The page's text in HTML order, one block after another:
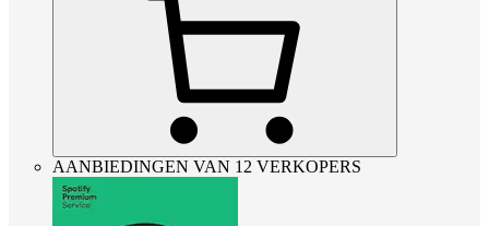
AANBIEDINGEN VAN 12 VERKOPERS